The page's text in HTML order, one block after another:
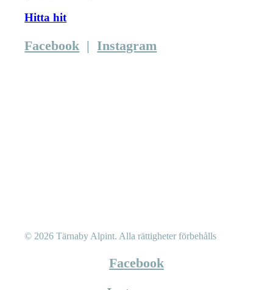
Hitta hit
Facebook |Instagram
© 2026 Tärnaby Alpint. Alla rättigheter förbehålls
Facebook